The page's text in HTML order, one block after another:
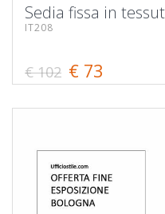
Sedia fissa in
IT208
€ 102 € 73